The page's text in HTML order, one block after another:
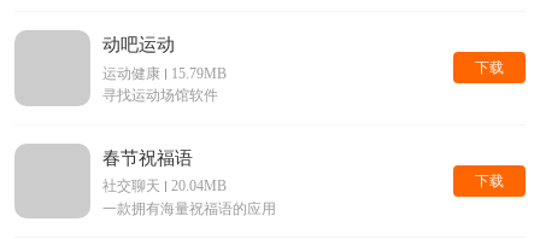
动吧运动
运动健康
15.79MB
寻找运动场馆软件
下载
春节祝福语
社交聊天
20.04MB
一款拥有海量祝福语的应用
下载